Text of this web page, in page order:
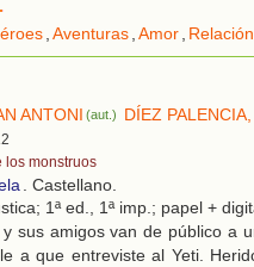
,Aventuras,Amor,
ANTONI (aut.) DÍEZ
los monstruos
. Castellano.
1ª ed., 1ª imp.; papel +
y sus amigos van de público a
a que entreviste al Yeti.